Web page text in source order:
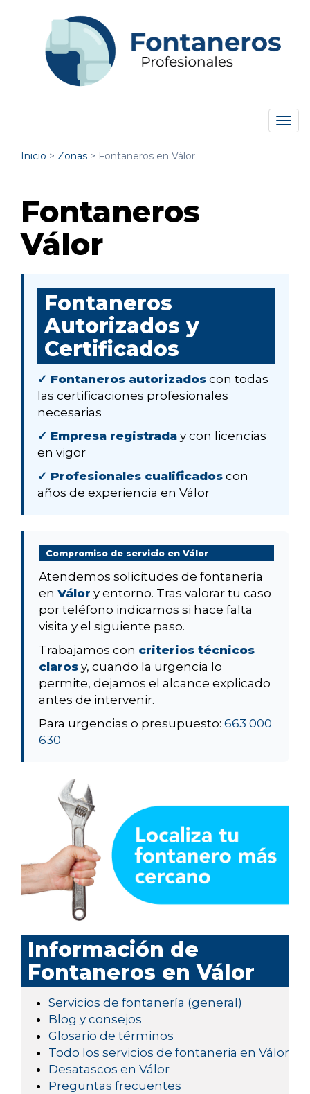
Inicio > Zonas > Fontaneros en Válor
Fontaneros
Válor
Fontaneros
Autorizados y
Certificados
✓ Fontaneros autorizados con todas
las certificaciones profesionales
necesarias
✓ Empresa registrada y con licencias
en vigor
✓ Profesionales cualificados con
años de experiencia en Válor
Compromiso de servicio en Válor
Atendemos solicitudes de fontanería
en Válor y entorno. Tras valorar tu caso
por teléfono indicamos si hace falta
visita y el siguiente paso.
Trabajamos con criterios técnicos
claros y, cuando la urgencia lo
permite, dejamos el alcance explicado
antes de intervenir.
Para urgencias o presupuesto: 663 000
630
Información de
Fontaneros en Válor
Servicios de fontanería (general)
Blog y consejos
Glosario de términos
Todo los servicios de fontaneria en Válor
Desatascos en Válor
Preguntas frecuentes